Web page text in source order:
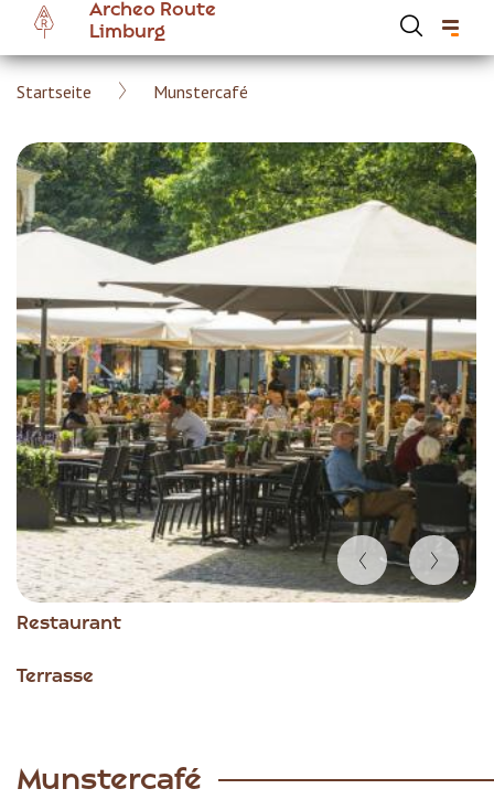
main
content
Archeo Route
Limburg
Breadcrumb
Startseite Munstercafé
Restaurant
Terrasse
Item
of
Munstercafé